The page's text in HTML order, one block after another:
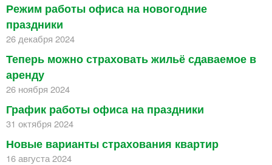
Режим работы офиса на новогодние
праздники
26 декабря 2024
Теперь можно страховать жильё сдаваемое в
аренду
26 ноября 2024
График работы офиса на праздники
31 октября 2024
Новые варианты страхования квартир
16 августа 2024